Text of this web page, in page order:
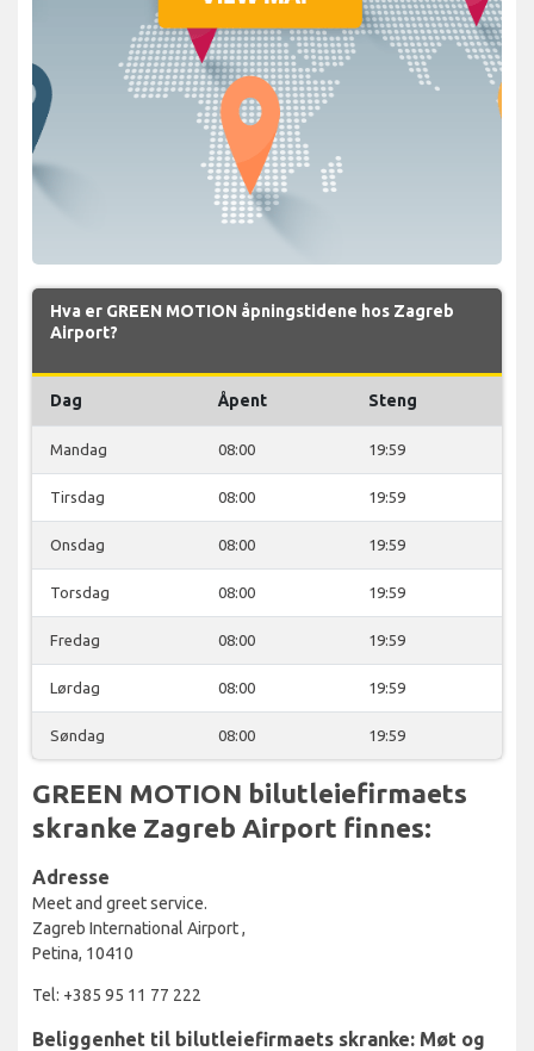
Hva er GREEN MOTION åpningstidene hos Zagreb
Airport?
Dag Åpent Steng
Mandag 08:00 19:59
Tirsdag 08:00 19:59
Onsdag 08:00 19:59
Torsdag 08:00 19:59
Fredag 08:00 19:59
Lørdag 08:00 19:59
Søndag 08:00 19:59
GREEN MOTION bilutleiefirmaets
skranke Zagreb Airport finnes:
Adresse
Meet and greet service.
Zagreb International Airport ,
Petina, 10410
Tel: +385 95 11 77 222
Beliggenhet til bilutleiefirmaets skranke: Møt og